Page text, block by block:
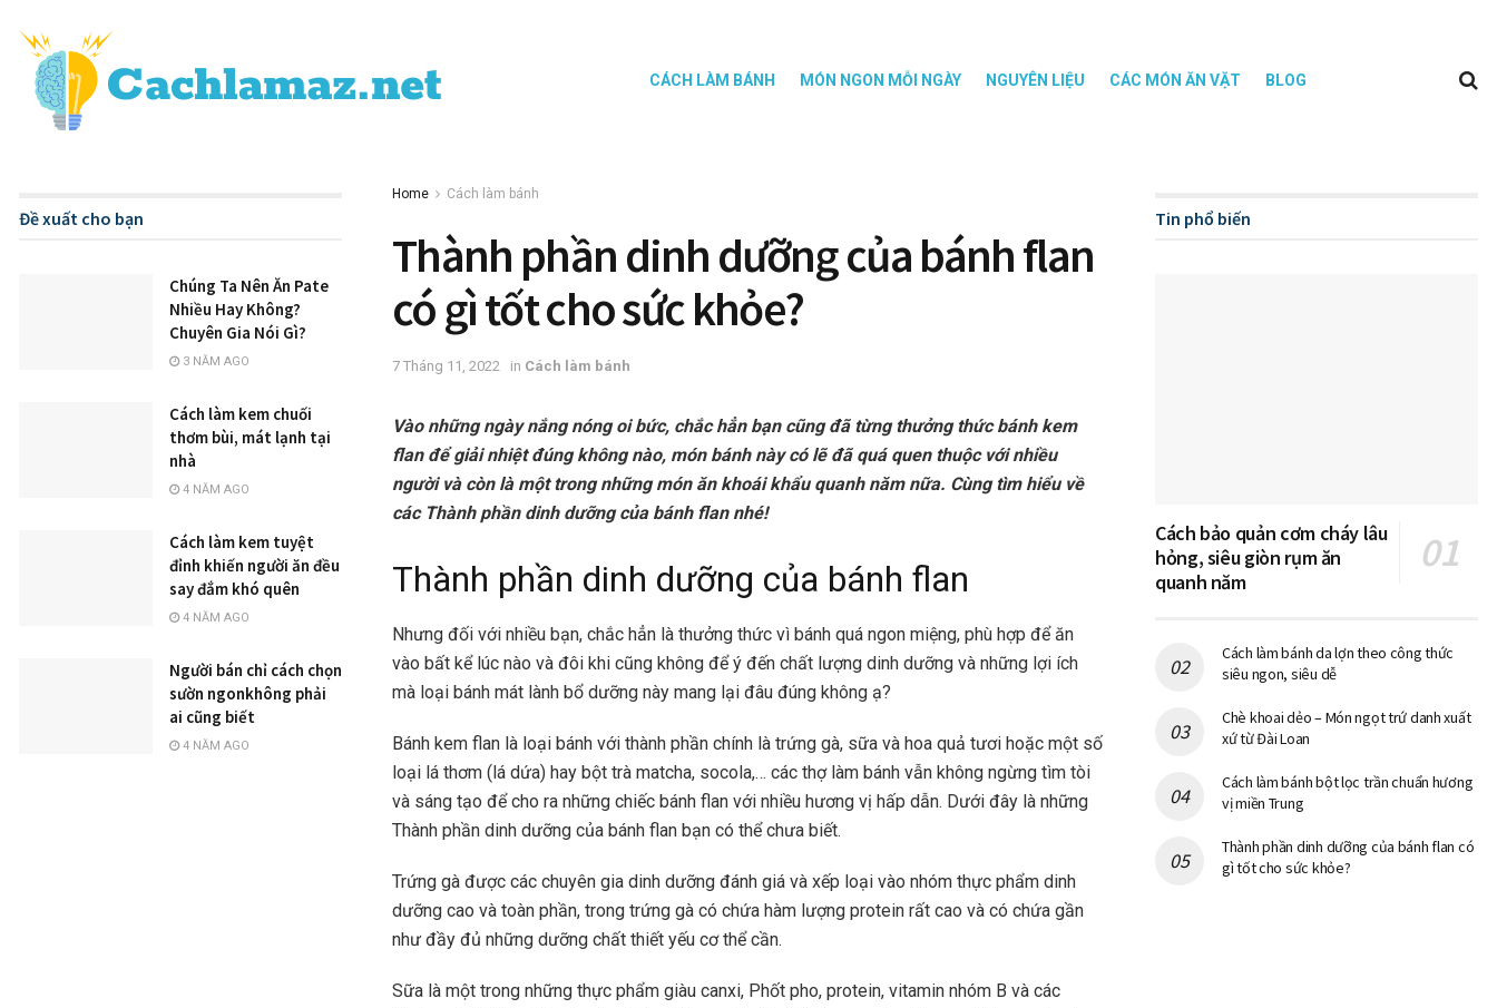
CÁCH LÀM BÁNH MÓN NGON MỖI NGÀY NGUYÊN LIỆU CÁC MÓN ĂN VẶT BLOG
Home Cách làm bánh
Thành phần dinh dưỡng của bánh flan
có gì tốt cho sức khỏe?
7 Tháng 11, 2022 in Cách làm bánh
Vào những ngày nắng nóng oi bức, chắc hẳn bạn cũng đã từng thưởng thức bánh kem
flan để giải nhiệt đúng không nào, món bánh này có lẽ đã quá quen thuộc với nhiều
người và còn là một trong những món ăn khoái khẩu quanh năm nữa. Cùng tìm hiểu về
các Thành phần dinh dưỡng của bánh flan nhé!
Thành phần dinh dưỡng của bánh flan
Nhưng đối với nhiều bạn, chắc hẳn là thưởng thức vì bánh quá ngon miệng, phù hợp để ăn
vào bất kể lúc nào và đôi khi cũng không để ý đến chất lượng dinh dưỡng và những lợi ích
mà loại bánh mát lành bổ dưỡng này mang lại đâu đúng không ạ?
Bánh kem flan là loại bánh với thành phần chính là trứng gà, sữa và hoa quả tươi hoặc một số
loại lá thơm (lá dứa) hay bột trà matcha, socola,… các thợ làm bánh vẫn không ngừng tìm tòi
và sáng tạo để cho ra những chiếc bánh flan với nhiều hương vị hấp dẫn. Dưới đây là những
Thành phần dinh dưỡng của bánh flan bạn có thể chưa biết.
Trứng gà được các chuyên gia dinh dưỡng đánh giá và xếp loại vào nhóm thực phẩm dinh
dưỡng cao và toàn phần, trong trứng gà có chứa hàm lượng protein rất cao và có chứa gần
như đầy đủ những dưỡng chất thiết yếu cơ thể cần.
Sữa là một trong những thực phẩm giàu canxi, Phốt pho, protein, vitamin nhóm B và các
Đề xuất cho bạn
Chúng Ta Nên Ăn Pate
Nhiều Hay Không?
Chuyên Gia Nói Gì?
3 NĂM AGO
Cách làm kem chuối
thơm bùi, mát lạnh tại
nhà
4 NĂM AGO
Cách làm kem tuyệt
đỉnh khiến người ăn đều
say đắm khó quên
4 NĂM AGO
Người bán chỉ cách chọn
sườn ngonkhông phải
ai cũng biết
4 NĂM AGO
Tin phổ biến
Cách bảo quản cơm cháy lâu
hỏng, siêu giòn rụm ăn
quanh năm
Cách làm bánh da lợn theo công thức
siêu ngon, siêu dễ
Chè khoai dẻo – Món ngọt trứ danh xuất
xứ từ Đài Loan
Cách làm bánh bột lọc trần chuẩn hương
vị miền Trung
Thành phần dinh dưỡng của bánh flan có
gì tốt cho sức khỏe?